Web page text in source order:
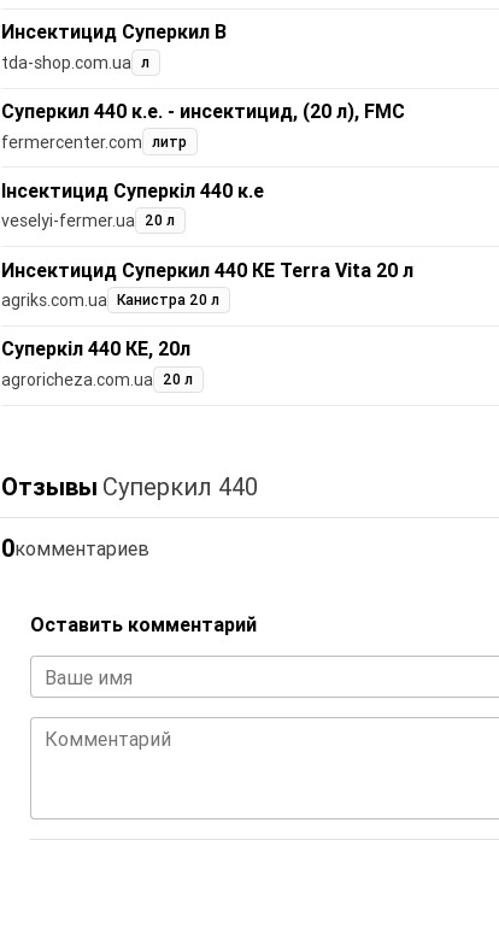
Инсектицид Суперкил В
tda-shop.com.ua л
Суперкил 440 к.е. - инсектицид, (20 л), FMC
fermercenter.com литр
Інсектицид Суперкіл 440 к.е
veselyi-fermer.ua 20 л
Инсектицид Суперкил 440 КЕ Terra Vita 20 л
agriks.com.ua Канистра 20 л
Суперкіл 440 КЕ, 20л
agroricheza.com.ua 20 л
Отзывы Суперкил 440
0комментариев
Оставить комментарий
Ваше имя
Комментарий